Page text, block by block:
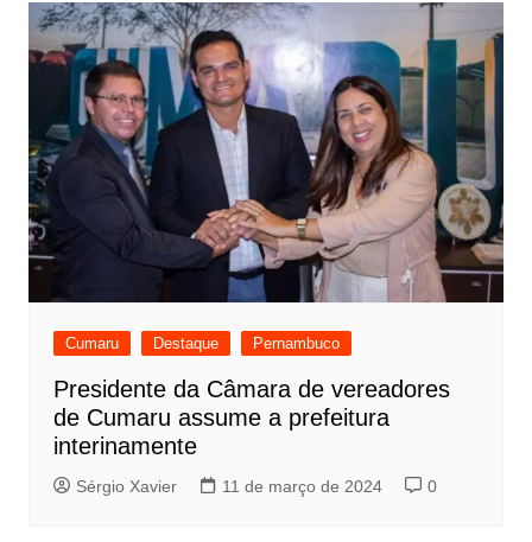
Cumaru Destaque Pernambuco
Presidente da Câmara de vereadores
de Cumaru assume a prefeitura
interinamente
Sérgio Xavier 11 de março de 2024 0